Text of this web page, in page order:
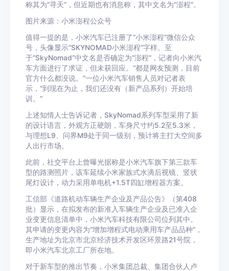
称其为“寻天”，但近期也有消息称，其中文名为“澎程”。
图片来源：小米澎程公众号
值得一提的是，小米汽车已注册了“小米澎程”微信公众
号，头像显示“SKYNOMAD小米澎程”字样。至
于“SkyNomad”中文名是否确定为“澎程”，记者向小米汽
车方面进行了求证，但未获回应。“都是网友预测，目前
官方什么都没说。”一位小米汽车销售人员对记者表
示，“到现在为止，我们还没有（新产品系列）开始培
训。”
上述知情人士告诉记者，SkyNomad系列车型采用了新
的设计语言，外观方正硬朗，车身尺寸约5.2至5.3米，
与理想L9、问界M9处于同一级别，预计将主打大空间多
人出行市场。
此前，社交平台上曾曝光据称是小米汽车旗下第三款车
型的路测照片，该车延续小米家族式水滴后视镜、竖状
尾灯设计，动力采用单电机+1.5T四缸增程器方案。
工信部《道路机动车辆生产企业及产品公告》（第408
批）显示，在拟发布的新准入车辆生产企业及已准入企
业变更信息清单中，小米汽车科技有限公司位列其中。
其申请的变更内容为“增加增程式电动乘用车产品品种”，
生产地址为北京市北京经济技术开发区环景路21号院，
即小米汽车北京工厂所在地。
对于新车型的推出节奏，小米集团总裁、集团合伙人卢